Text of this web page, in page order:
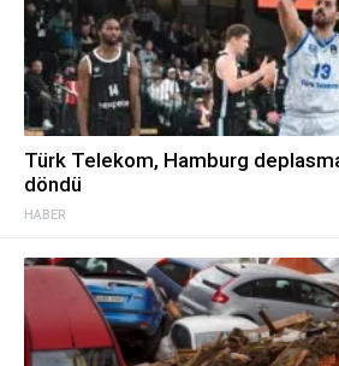
HABER
Türk Telekom, Hamburg
döndü